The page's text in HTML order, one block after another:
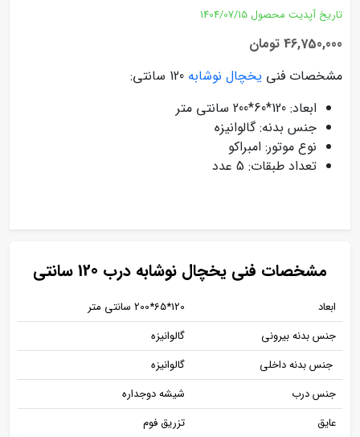
تاریخ آپدیت محصول 1404/07/15
46,750,000 تومان
مشخصات فنی یخچال نوشابه
ابعاد: 120*60*200 سانتی متر
جنس بدنه: گالوانیزه
نوع موتور: امبراکو
تعداد طبقات: 5 عدد
مشخصات فنی یخچال نوشابه درب 120 سانتی
ابعاد
120*65*200 سانتی متر
جنس بدنه بیرونی
گالوانیزه
جنس بدنه داخلی
گالوانیزه
جنس درب
شیشه دوجداره
عایق
تزریق فوم